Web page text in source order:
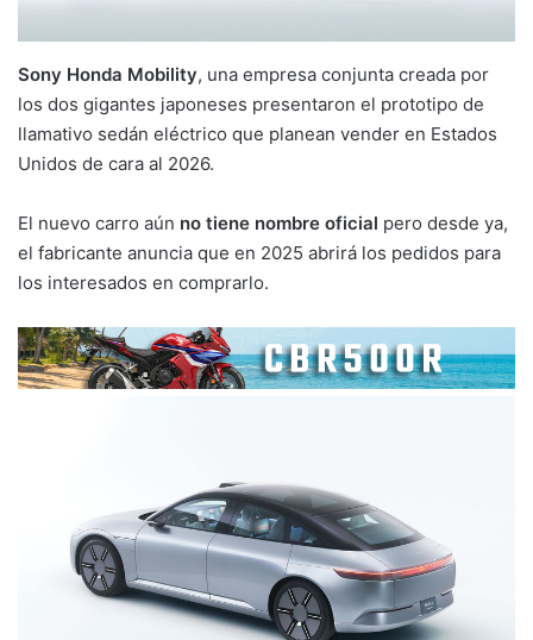
Sony Honda Mobility, una empresa conjunta creada por
los dos gigantes japoneses presentaron el prototipo de
llamativo sedán eléctrico que planean vender en Estados
Unidos de cara al 2026.
El nuevo carro aún no tiene nombre oficial pero desde ya,
el fabricante anuncia que en 2025 abrirá los pedidos para
los interesados en comprarlo.